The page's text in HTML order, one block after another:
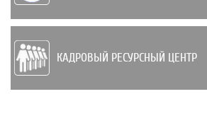
КАДРОВЫЙ РЕСУРСНЫЙ ЦЕНТР